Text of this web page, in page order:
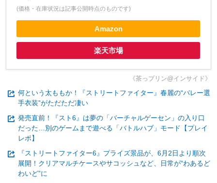
(価格・在庫状況は記事公開時点のものです)
Amazon
楽天市場
《茶っプリン@インサイド》
何という太ももか！『ストリートファイター』春麗の“バレー選
手衣装”がただただ凄い
発売直前！『スト6』は夢の「バーチャルゲーセン」の入り口
だった…別のゲームまで遊べる「バトルハブ」モード【プレイ
レポ】
『ストリートファイター6』プライズ景品が、6月2日より順次
展開！クリアマルチケースやサコッシュなど、日常が“わあるど
わいど”に